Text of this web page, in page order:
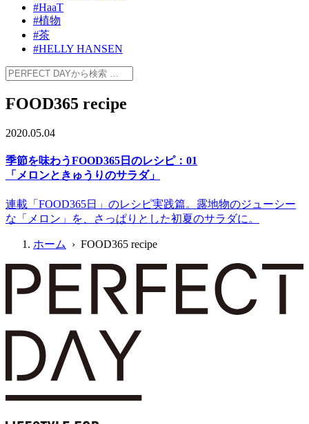
#HaaT
#植物
#茶
#HELLY HANSEN
FOOD365 recipe
2020.05.04
季節を味わうFOOD365日のレシピ：01
「メロンときゅうりのサラダ」
連載「FOOD365日」のレシピ実践篇。露地物のジューシー
な「メロン」を、さっぱりとした初夏のサラダに。
ホーム › FOOD365 recipe